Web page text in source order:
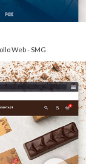
Web - SMG